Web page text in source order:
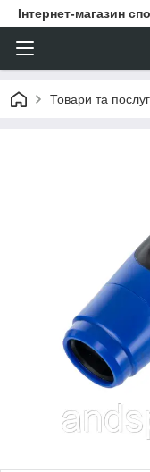
Інтернет-магазин
Товари та